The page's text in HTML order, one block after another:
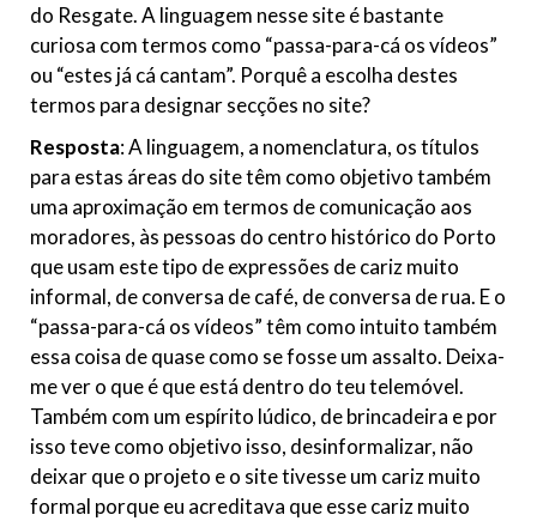
do Resgate. A linguagem nesse site é bastante
curiosa com termos como “passa-para-cá os vídeos”
ou “estes já cá cantam”. Porquê a escolha destes
termos para designar secções no site?
Resposta: A linguagem, a nomenclatura, os títulos
para estas áreas do site têm como objetivo também
uma aproximação em termos de comunicação aos
moradores, às pessoas do centro histórico do Porto
que usam este tipo de expressões de cariz muito
informal, de conversa de café, de conversa de rua. E o
“passa-para-cá os vídeos” têm como intuito também
essa coisa de quase como se fosse um assalto. Deixa-
me ver o que é que está dentro do teu telemóvel.
Também com um espírito lúdico, de brincadeira e por
isso teve como objetivo isso, desinformalizar, não
deixar que o projeto e o site tivesse um cariz muito
formal porque eu acreditava que esse cariz muito